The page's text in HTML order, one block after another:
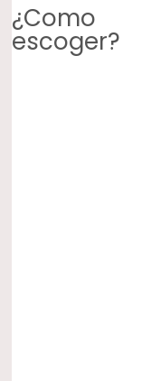
¿Como
escoger?